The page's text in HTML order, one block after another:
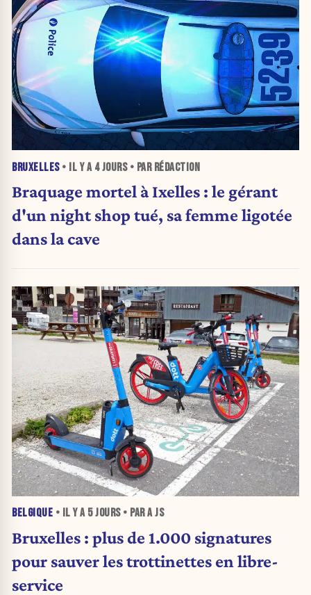
BRUXELLES• IL Y A 4 JOURS• PAR RÉDACTION
Braquage mortel à Ixelles : le gérant
d'un night shop tué, sa femme ligotée
dans la cave
BELGIQUE • IL Y A 5 JOURS• PAR A JS
Bruxelles : plus de 1.000 signatures
pour sauver les trottinettes en libre-
service